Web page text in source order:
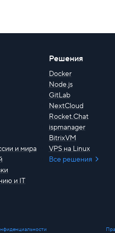
и мира
и IT
Решения
Docker
Node.js
GitLab
NextCloud
Rocket.Chat
ispmanager
BitrixVM
VPS на Linux
Все решения